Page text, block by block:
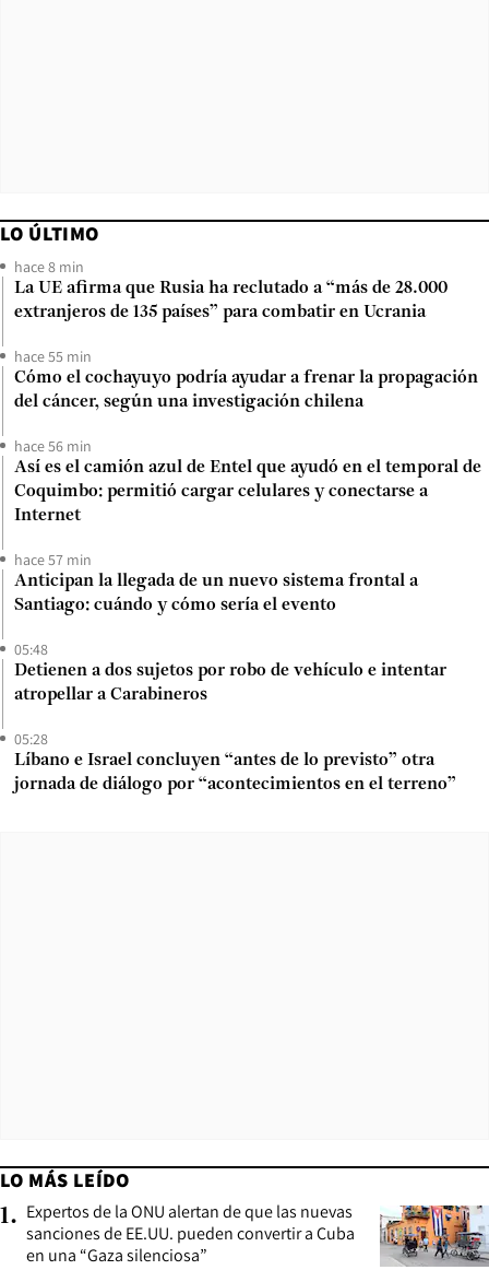
LO ÚLTIMO
hace 8 min
La UE afirma que Rusia ha reclutado a “más de 28.000
extranjeros de 135 países” para combatir en Ucrania
hace 55 min
Cómo el cochayuyo podría ayudar a frenar la propagación
del cáncer, según una investigación chilena
hace 56 min
Así es el camión azul de Entel que ayudó en el temporal de
Coquimbo: permitió cargar celulares y conectarse a
Internet
hace 57 min
Anticipan la llegada de un nuevo sistema frontal a
Santiago: cuándo y cómo sería el evento
05:48
Detienen a dos sujetos por robo de vehículo e intentar
atropellar a Carabineros
05:28
Líbano e Israel concluyen “antes de lo previsto” otra
jornada de diálogo por “acontecimientos en el terreno”
LO MÁS LEÍDO
1. Expertos de la ONU alertan de que las nuevas
sanciones de EE.UU. pueden convertir a Cuba
en una “Gaza silenciosa”